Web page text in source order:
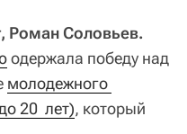
Роман Соловьев.
одержала победу над
молодежного
20  лет), который